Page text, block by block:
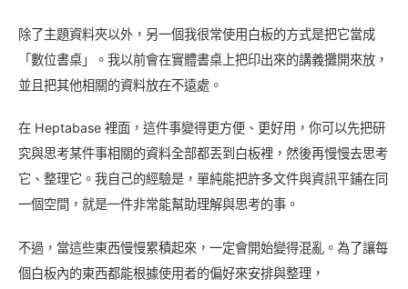
除了主題資料夾以外，另一個我很常使用白板的方式是把它當成
「數位書桌」。我以前會在實體書桌上把印出來的講義攤開來放，
並且把其他相關的資料放在不遠處。
在 Heptabase 裡面，這件事變得更方便、更好用，你可以先把研
究與思考某件事相關的資料全部都丟到白板裡，然後再慢慢去思考
它、整理它。我自己的經驗是，單純能把許多文件與資訊平鋪在同
一個空間，就是一件非常能幫助理解與思考的事。
不過，當這些東西慢慢累積起來，一定會開始變得混亂。為了讓每
個白板內的東西都能根據使用者的偏好來安排與整理，